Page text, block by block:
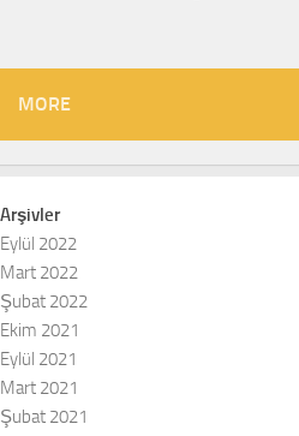
MORE
Arşivler
Eylül 2022
Mart 2022
Şubat 2022
Ekim 2021
Eylül 2021
Mart 2021
Şubat 2021